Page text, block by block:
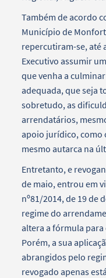
Também de acordo
Município de
repercutiram-se, até
Executivo assumir
que venha a
adequada, que seja
sobretudo, as
arrendatários,
apoio jurídico, como
mesmo autarca na
Entretanto, e
de maio, entrou em
nº81/2014, de 19 de
regime do
altera a fórmula
Porém, a sua
abrangidos pelo
revogado apenas